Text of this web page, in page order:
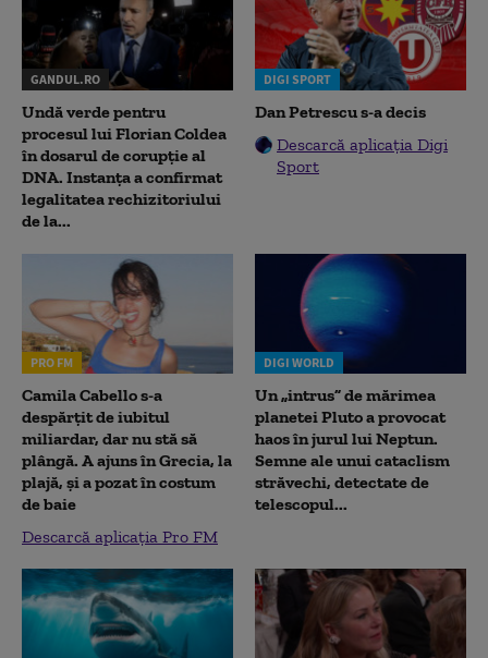
GANDUL.RO
Undă verde pentru
procesul lui Florian Coldea
în dosarul de corupție al
DNA. Instanța a confirmat
legalitatea rechizitoriului
de la...
DIGI SPORT
Dan Petrescu s-a decis
Descarcă aplicația Digi
Sport
PRO FM
Camila Cabello s-a
despărțit de iubitul
miliardar, dar nu stă să
plângă. A ajuns în Grecia, la
plajă, și a pozat în costum
de baie
Descarcă aplicația Pro FM
DIGI WORLD
Un „intrus” de mărimea
planetei Pluto a provocat
haos în jurul lui Neptun.
Semne ale unui cataclism
străvechi, detectate de
telescopul...